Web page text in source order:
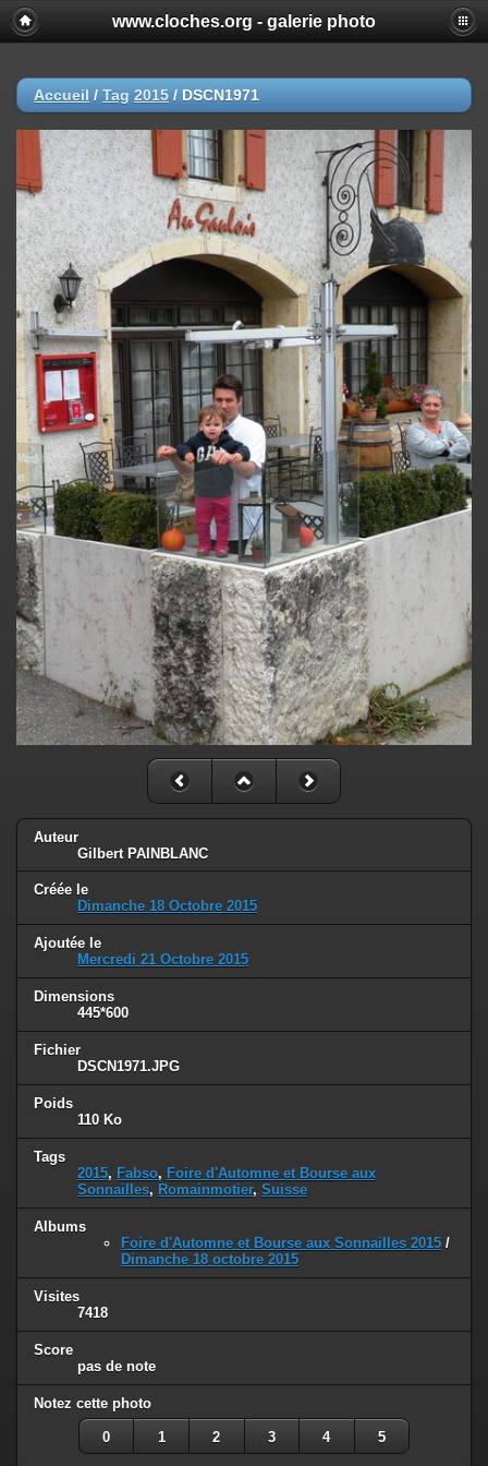
www.cloches.org - galerie photo
Accueil / Tag 2015 / DSCN1971
Auteur
Gilbert PAINBLANC
Créée le
Dimanche 18 Octobre 2015
Ajoutée le
Mercredi 21 Octobre 2015
Dimensions
445*600
Fichier
DSCN1971.JPG
Poids
110 Ko
Tags
2015, Fabso, Foire d'Automne et Bourse aux
Sonnailles, Romainmotier, Suisse
Albums
Foire d'Automne et Bourse aux Sonnailles 2015 /
Dimanche 18 octobre 2015
Visites
7418
Score
pas de note
Notez cette photo
0 1 2 3 4 5